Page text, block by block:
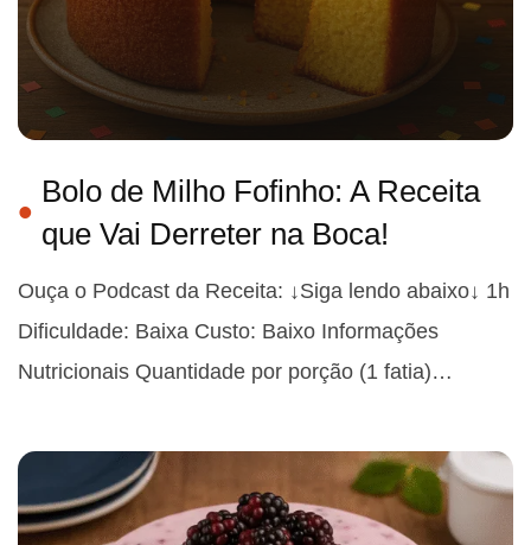
Bolo de Milho Fofinho: A Receita
que Vai Derreter na Boca!
Ouça o Podcast da Receita: ↓Siga lendo abaixo↓ 1h
Dificuldade: Baixa Custo: Baixo Informações
Nutricionais Quantidade por porção (1 fatia)…